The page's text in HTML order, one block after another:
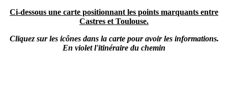
Ci-dessous une carte positionnant les points marquants entre
Castres et Toulouse.
Cliquez sur les icônes dans la carte pour avoir les informations.
En violet l'itinéraire du chemin